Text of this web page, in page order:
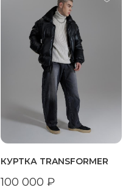
КУРТКА TRANSFORMER
100 000 ₽